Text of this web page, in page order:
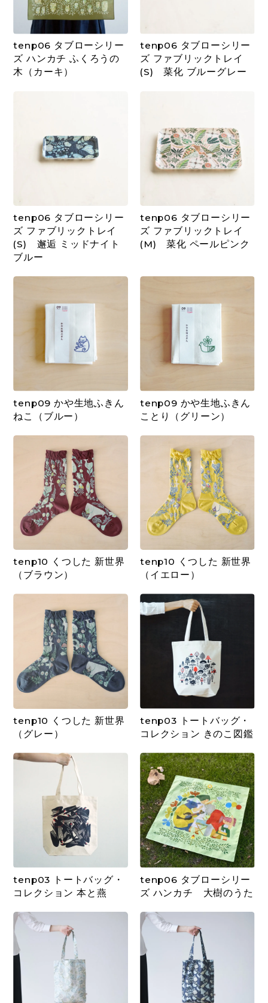
tenp06 タブローシリー
ズ ハンカチ ふくろうの
木（カーキ）
tenp06 タブローシリー
ズ ファブリックトレイ
(S) 菜化 ブルーグレー
tenp06 タブローシリー
ズ ファブリックトレイ
(S) 邂逅 ミッドナイト
ブルー
tenp06 タブローシリー
ズ ファブリックトレイ
(M) 菜化 ペールピンク
tenp09 かや生地ふきん
ねこ（ブルー）
tenp09 かや生地ふきん
ことり（グリーン）
tenp10 くつした 新世界
（ブラウン）
tenp10 くつした 新世界
（イエロー）
tenp10 くつした 新世界
（グレー）
tenp03 トートバッグ・
コレクション きのこ図鑑
tenp03 トートバッグ・
コレクション 本と燕
tenp06 タブローシリー
ズ ハンカチ 大樹のうた